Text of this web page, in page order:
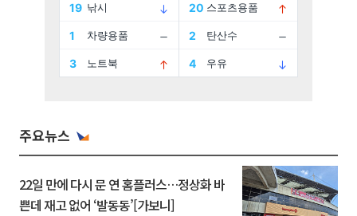
주요뉴스
22일 만에 다시 문 연 홈플러스…정상화 바
쁜데 재고 없어 ‘발동동’[가보니]